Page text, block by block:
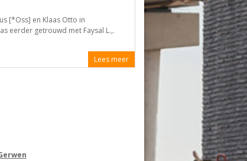
[*Oss] en Klaas Otto in
eerder getrouwd met Faysal L.,.
Lees meer